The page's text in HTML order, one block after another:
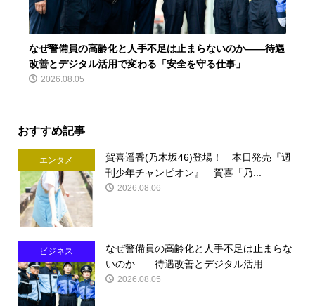
なぜ警備員の高齢化と人手不足は止まらないのか――待遇
改善とデジタル活用で変わる「安全を守る仕事」
2026.08.05
おすすめ記事
エンタメ
賀喜遥香(乃木坂46)登場！ 本日発売『週
刊少年チャンピオン』 賀喜「乃...
2026.08.06
ビジネス
なぜ警備員の高齢化と人手不足は止まらな
いのか――待遇改善とデジタル活用...
2026.08.05